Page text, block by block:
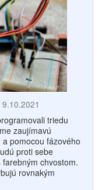
9.10.2021
triedu
zaujímavú
pomocou fázového
proti sebe
chvostom.
rovnakým